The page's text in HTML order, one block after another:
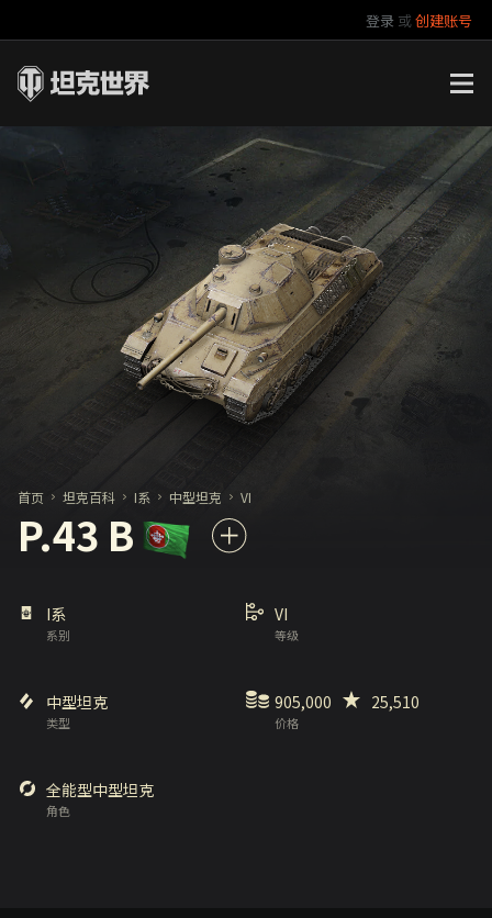
登录 或创建账号
你好，吾久
万圣节
《以战止战》
官方自媒体
首页 坦克百科 I系 中型坦克 VI
P.43 B
系别
I系
等级
VI
类型
中型坦克
价格
905,000 25,510
角色
全能型中型坦克